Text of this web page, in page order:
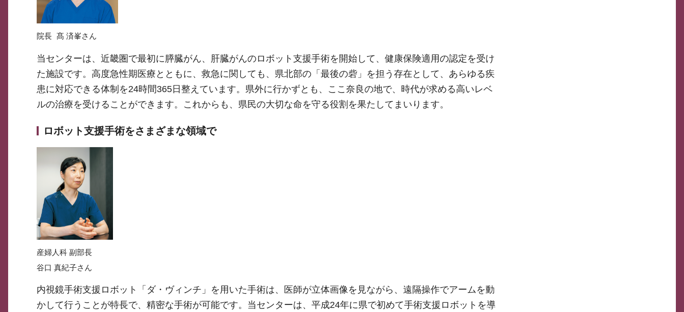
院長 髙 済峯さん
当センターは、近畿圏で最初に膵臓がん、肝臓がんのロボット支援手術を開始して、健康保険適用の認定を受け
た施設です。高度急性期医療とともに、救急に関しても、県北部の「最後の砦」を担う存在として、あらゆる疾
患に対応できる体制を24時間365日整えています。県外に行かずとも、ここ奈良の地で、時代が求める高いレベ
ルの治療を受けることができます。これからも、県民の大切な命を守る役割を果たしてまいります。
ロボット支援手術をさまざまな領域で
産婦人科 副部長
谷口 真紀子さん
内視鏡手術支援ロボット「ダ・ヴィンチ」を用いた手術は、医師が立体画像を見ながら、遠隔操作でアームを動
かして行うことが特長で、精密な手術が可能です。当センターは、平成24年に県で初めて手術支援ロボットを導